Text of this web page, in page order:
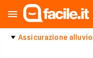
Assicurazione